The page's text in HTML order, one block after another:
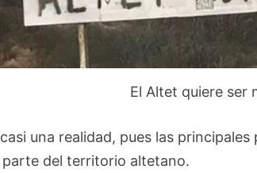
El Altet quiere ser
una realidad, pues las principales
del territorio altetano.